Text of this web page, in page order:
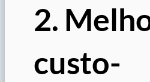
2.
custo-